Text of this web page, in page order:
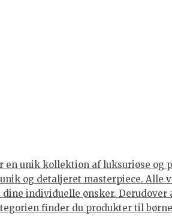
unik kollektion af luksuriøse
og detaljeret masterpiece. Alle
individuelle ønsker.
finder du produkter til